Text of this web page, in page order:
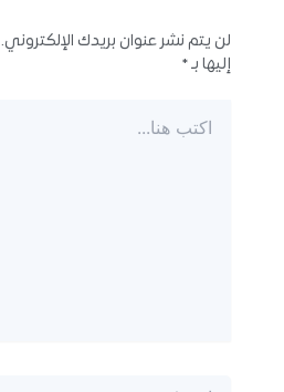
لن يتم نشر عنوان بريدك الإلكتروني.
إليها بـ*
هنا...